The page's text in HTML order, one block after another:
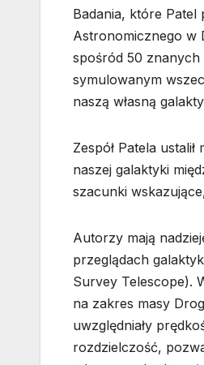
Badania, które
Astronomicznego w
spośród 50
symulowanym
naszą własną
Zespół Patela
naszej galaktyki
szacunki
Autorzy mają
przeglądach
Survey Telescope).
na zakres masy
uwzględniały
rozdzielczość,